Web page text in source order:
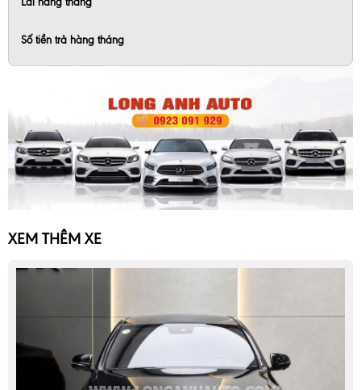
Số tiền trả hàng tháng
XEM THÊM XE